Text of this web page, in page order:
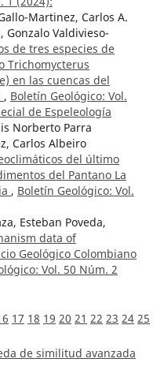
Martinez, Carlos A.
Gonzalo Valdivieso-
de tres especies de
Trichomycterus
en las cuencas del
, Boletín Geológico: Vol.
de Espeleología
Norberto Parra
Carlos Albeiro
del último
del Pantano La
, Boletín Geológico: Vol.
Esteban Poveda,
data of
Geológico Colombiano
Vol. 50 Núm. 2
17 18 19 20 21 22 23 24 25
de similitud avanzada